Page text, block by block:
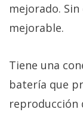
mejorado.
mejorable.
Tiene una
batería que
reproducción